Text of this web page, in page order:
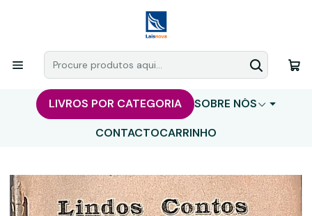
LIVROS POR CATEGORIA
SOBRE NÓS
CONTACTOCARRINHO